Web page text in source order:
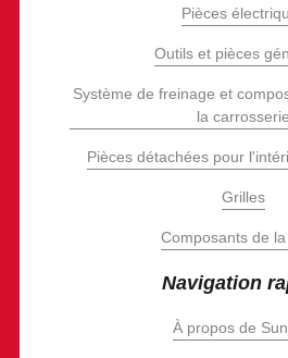
Pièces
Outils et pièces
Système de freinage et
la carrosserie
Pièces détachées pour
Grilles
Composants de
Navigation
À propos de